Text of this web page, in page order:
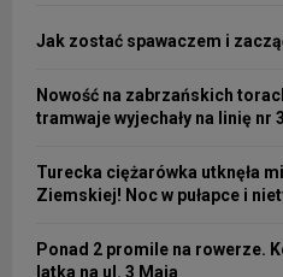
Jak zostać spawaczem i
Nowość na zabrzańskich
tramwaje wyjechały na linię nr 3
Turecka ciężarówka utknęła
Ziemskiej! Noc w pułapce i
Ponad 2 promile na rowerze.
latka na ul. 3 Maja